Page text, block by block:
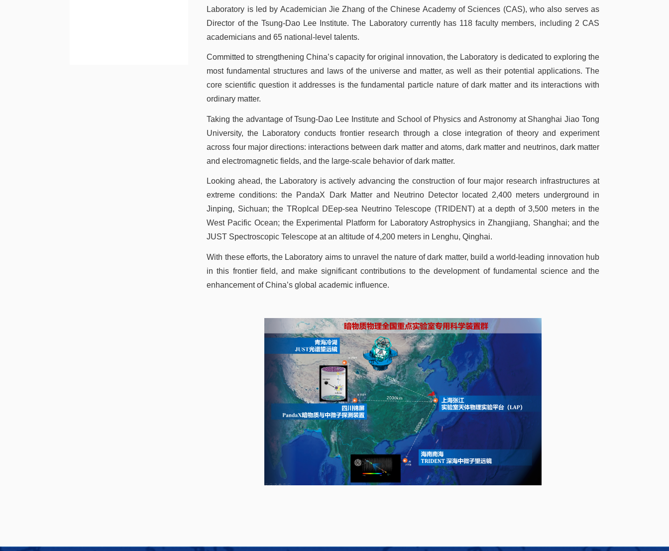
Laboratory is led by Academician Jie Zhang of the Chinese Academy of Sciences (CAS), who also serves as
Director of the Tsung-Dao Lee Institute. The Laboratory currently has 118 faculty members, including 2 CAS
academicians and 65 national-level talents.
Committed to strengthening China’s capacity for original innovation, the Laboratory is dedicated to exploring the
most fundamental structures and laws of the universe and matter, as well as their potential applications. The
core scientific question it addresses is the fundamental particle nature of dark matter and its interactions with
ordinary matter.
Taking the advantage of Tsung-Dao Lee Institute and School of Physics and Astronomy at Shanghai Jiao Tong
University, the Laboratory conducts frontier research through a close integration of theory and experiment
across four major directions: interactions between dark matter and atoms, dark matter and neutrinos, dark matter
and electromagnetic fields, and the large-scale behavior of dark matter.
Looking ahead, the Laboratory is actively advancing the construction of four major research infrastructures at
extreme conditions: the PandaX Dark Matter and Neutrino Detector located 2,400 meters underground in
Jinping, Sichuan; the TRopIcal DEep-sea Neutrino Telescope (TRIDENT) at a depth of 3,500 meters in the
West Pacific Ocean; the Experimental Platform for Laboratory Astrophysics in Zhangjiang, Shanghai; and the
JUST Spectroscopic Telescope at an altitude of 4,200 meters in Lenghu, Qinghai.
With these efforts, the Laboratory aims to unravel the nature of dark matter, build a world-leading innovation hub
in this frontier field, and make significant contributions to the development of fundamental science and the
enhancement of China’s global academic influence.